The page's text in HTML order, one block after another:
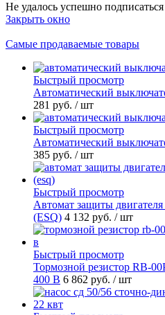
Не удалось успешно
Закрыть окно
Самые продаваемые товары
Быстрый просмотр
Автоматический
281 руб. / шт
Быстрый просмотр
Автоматический
385 руб. / шт
Быстрый просмотр
Автомат защиты
(ESQ) 4 132 руб. / шт
Быстрый просмотр
Тормозной резистор RB-
400 В 6 862 руб. / шт